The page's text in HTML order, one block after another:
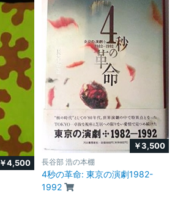
￥4,500
￥3,500
長谷部 浩の本棚
4秒の革命: 東京の演劇1982-
1992